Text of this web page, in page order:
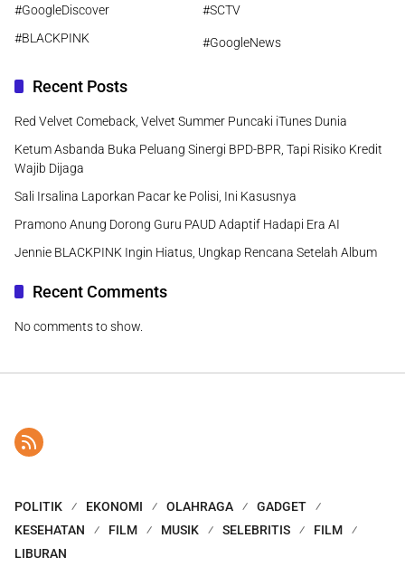
#GoogleDiscover
#SCTV
#BLACKPINK
#GoogleNews
Recent Posts
Red Velvet Comeback, Velvet Summer Puncaki iTunes Dunia
Ketum Asbanda Buka Peluang Sinergi BPD-BPR, Tapi Risiko Kredit
Wajib Dijaga
Sali Irsalina Laporkan Pacar ke Polisi, Ini Kasusnya
Pramono Anung Dorong Guru PAUD Adaptif Hadapi Era AI
Jennie BLACKPINK Ingin Hiatus, Ungkap Rencana Setelah Album
Recent Comments
No comments to show.
POLITIK EKONOMI OLAHRAGA
GADGET
KESEHATAN
FILM MUSIK SELEBRITIS
FILM
LIBURAN